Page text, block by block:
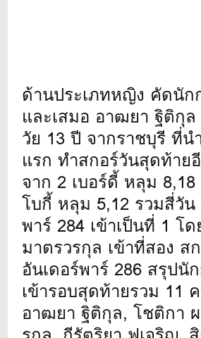
ด้านประเภทหญิง คัดนั
และเสมอ อาฒยา ฐิติกุล
วัย 13 ปี จากราชบุรี ที่น
แรก ทำสกอร์วันสุดท้าย
จาก 2 เบอร์ดี้ หลุม 8,18
โบกี้ หลุม 5,12 รวมสี่วัน
พาร์ 284 เข้าเป็นที่ 1 โ
มาตรวรกุล เข้าที่สอง ส
อันเดอร์พาร์ 286 สรุป
เข้ารอบสุดท้ายรวม 11
อาฒยา ฐิติกุล, โชติกา